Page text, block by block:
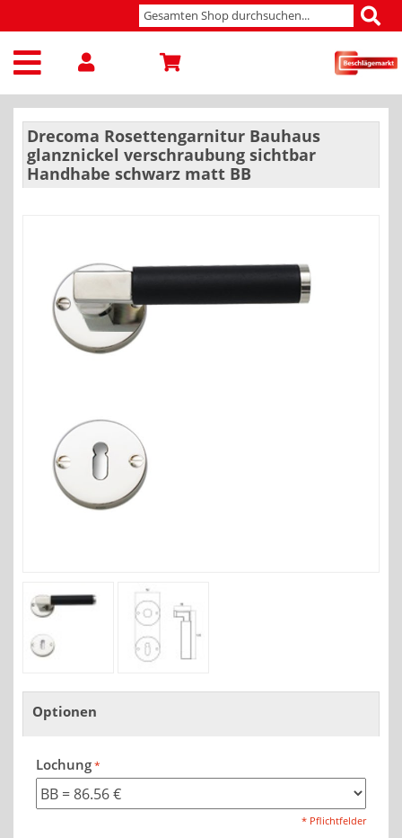
Drecoma Rosettengarnitur Bauhaus
glanznickel verschraubung sichtbar
Handhabe schwarz matt BB
Optionen
Lochung
* Pflichtfelder